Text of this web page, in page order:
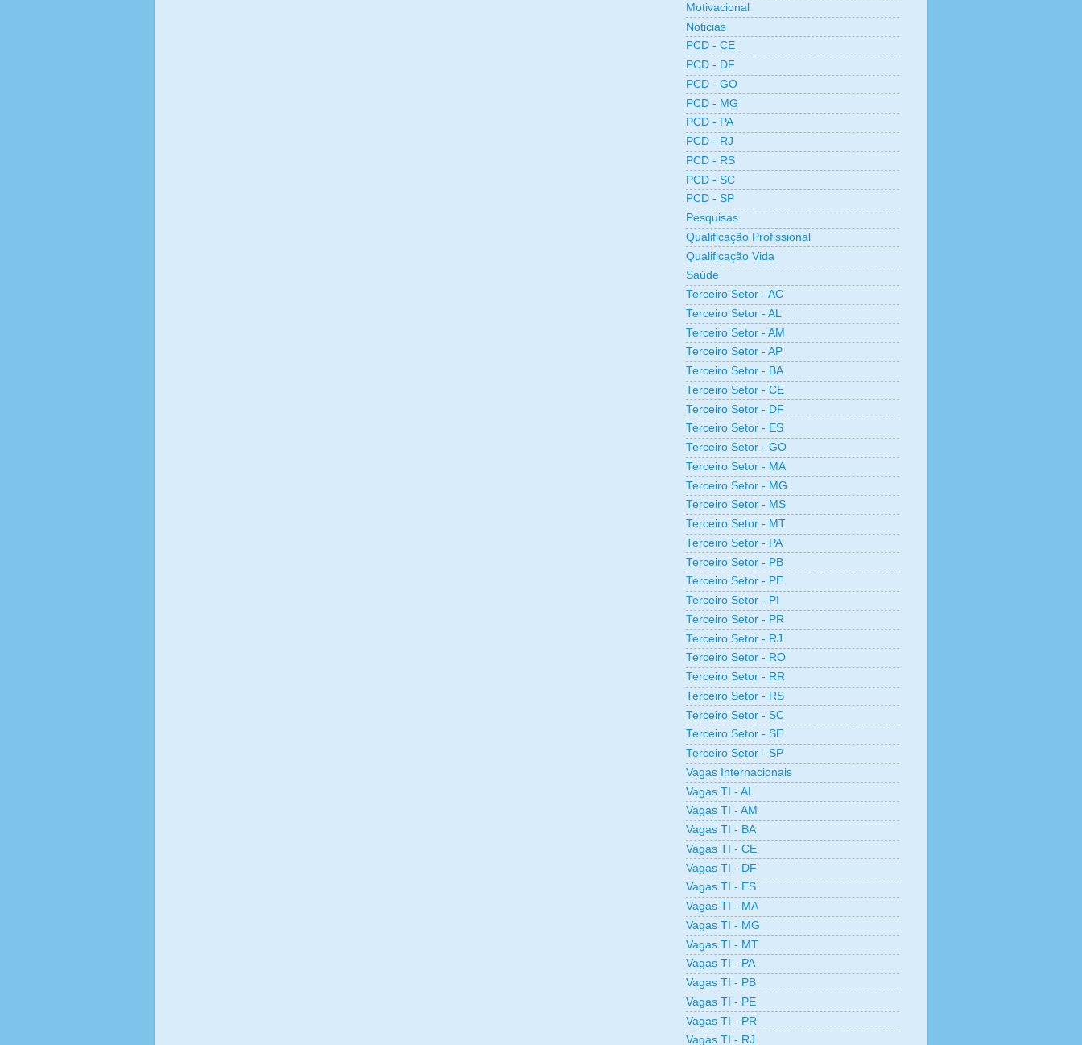
Motivacional
Noticias
PCD - CE
PCD - DF
PCD - GO
PCD - MG
PCD - PA
PCD - RJ
PCD - RS
PCD - SC
PCD - SP
Pesquisas
Qualificação Profissional
Qualificação Vida
Saúde
Terceiro Setor - AC
Terceiro Setor - AL
Terceiro Setor - AM
Terceiro Setor - AP
Terceiro Setor - BA
Terceiro Setor - CE
Terceiro Setor - DF
Terceiro Setor - ES
Terceiro Setor - GO
Terceiro Setor - MA
Terceiro Setor - MG
Terceiro Setor - MS
Terceiro Setor - MT
Terceiro Setor - PA
Terceiro Setor - PB
Terceiro Setor - PE
Terceiro Setor - PI
Terceiro Setor - PR
Terceiro Setor - RJ
Terceiro Setor - RO
Terceiro Setor - RR
Terceiro Setor - RS
Terceiro Setor - SC
Terceiro Setor - SE
Terceiro Setor - SP
Vagas Internacionais
Vagas TI - AL
Vagas TI - AM
Vagas TI - BA
Vagas TI - CE
Vagas TI - DF
Vagas TI - ES
Vagas TI - MA
Vagas TI - MG
Vagas TI - MT
Vagas TI - PA
Vagas TI - PB
Vagas TI - PE
Vagas TI - PR
Vagas TI - RJ